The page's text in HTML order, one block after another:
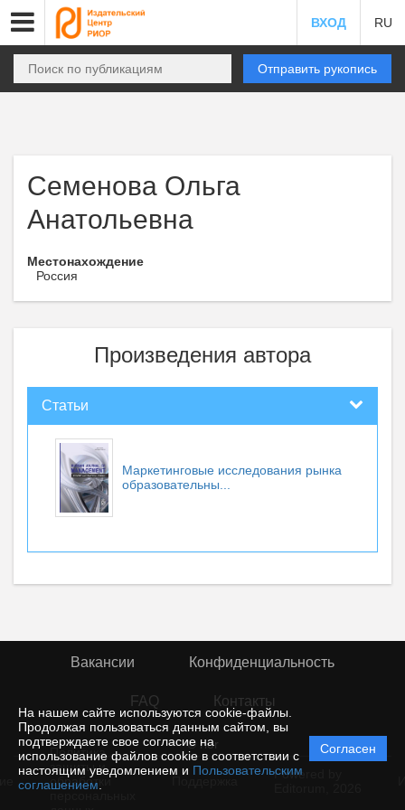
На нашем сайте используются cookie-файлы.
Продолжая пользоваться данным сайтом, вы
подтверждаете свое согласие на
использование файлов cookie в соответствии с
настоящим уведомлением и Пользовательским
соглашением
Согласен
ВХОД RU
Отправить рукопись
Семенова Ольга
Анатольевна
Местонахождение
Россия
Произведения автора
Статьи
Маркетинговые исследования рынка
образовательны...
Вакансии Конфиденциальность
FAQ Контакты
© rior
Политика
защиты и
обработки
Powered by